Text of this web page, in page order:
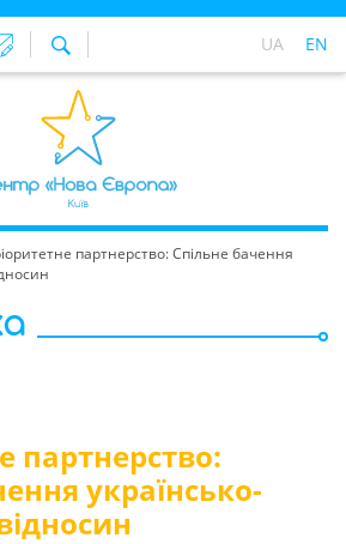
UA EN
партнерство: Спільне бачення
партнерство:
українсько-